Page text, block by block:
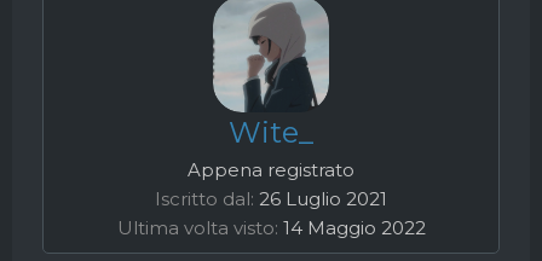
Wite_
Appena registrato
Iscritto dal 26 Luglio 2021
Ultima volta visto 14 Maggio 2022